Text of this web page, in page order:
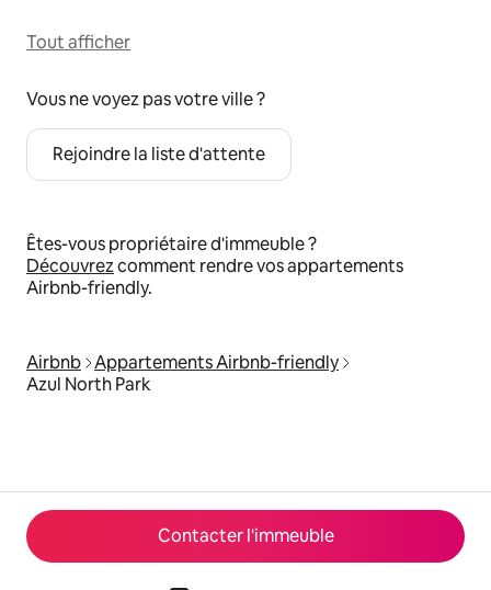
Contacter l'immeuble
Tout afficher
Vous ne voyez pas votre ville ?
Rejoindre la liste d'attente
Êtes-vous propriétaire d'immeuble ?
Découvrezcomment rendre vos appartements
Airbnb-friendly.
Airbnb Appartements Airbnb-friendly
Azul North Park